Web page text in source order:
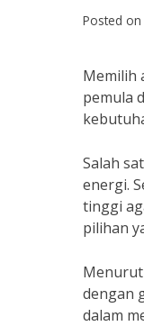
Posted on
Memilih
pemula
Salah
energi.
tinggi
pilihan
Menurut
dengan
dalam